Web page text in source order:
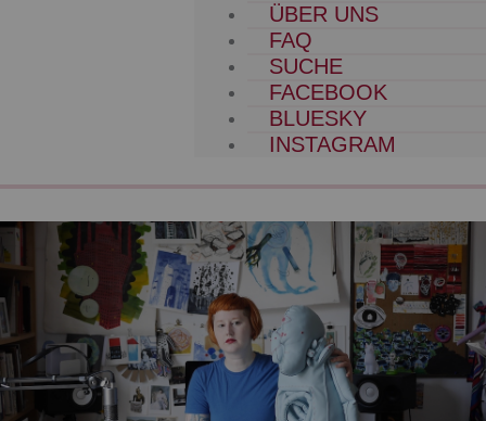
ÜBER UNS
FAQ
SUCHE
FACEBOOK
BLUESKY
INSTAGRAM